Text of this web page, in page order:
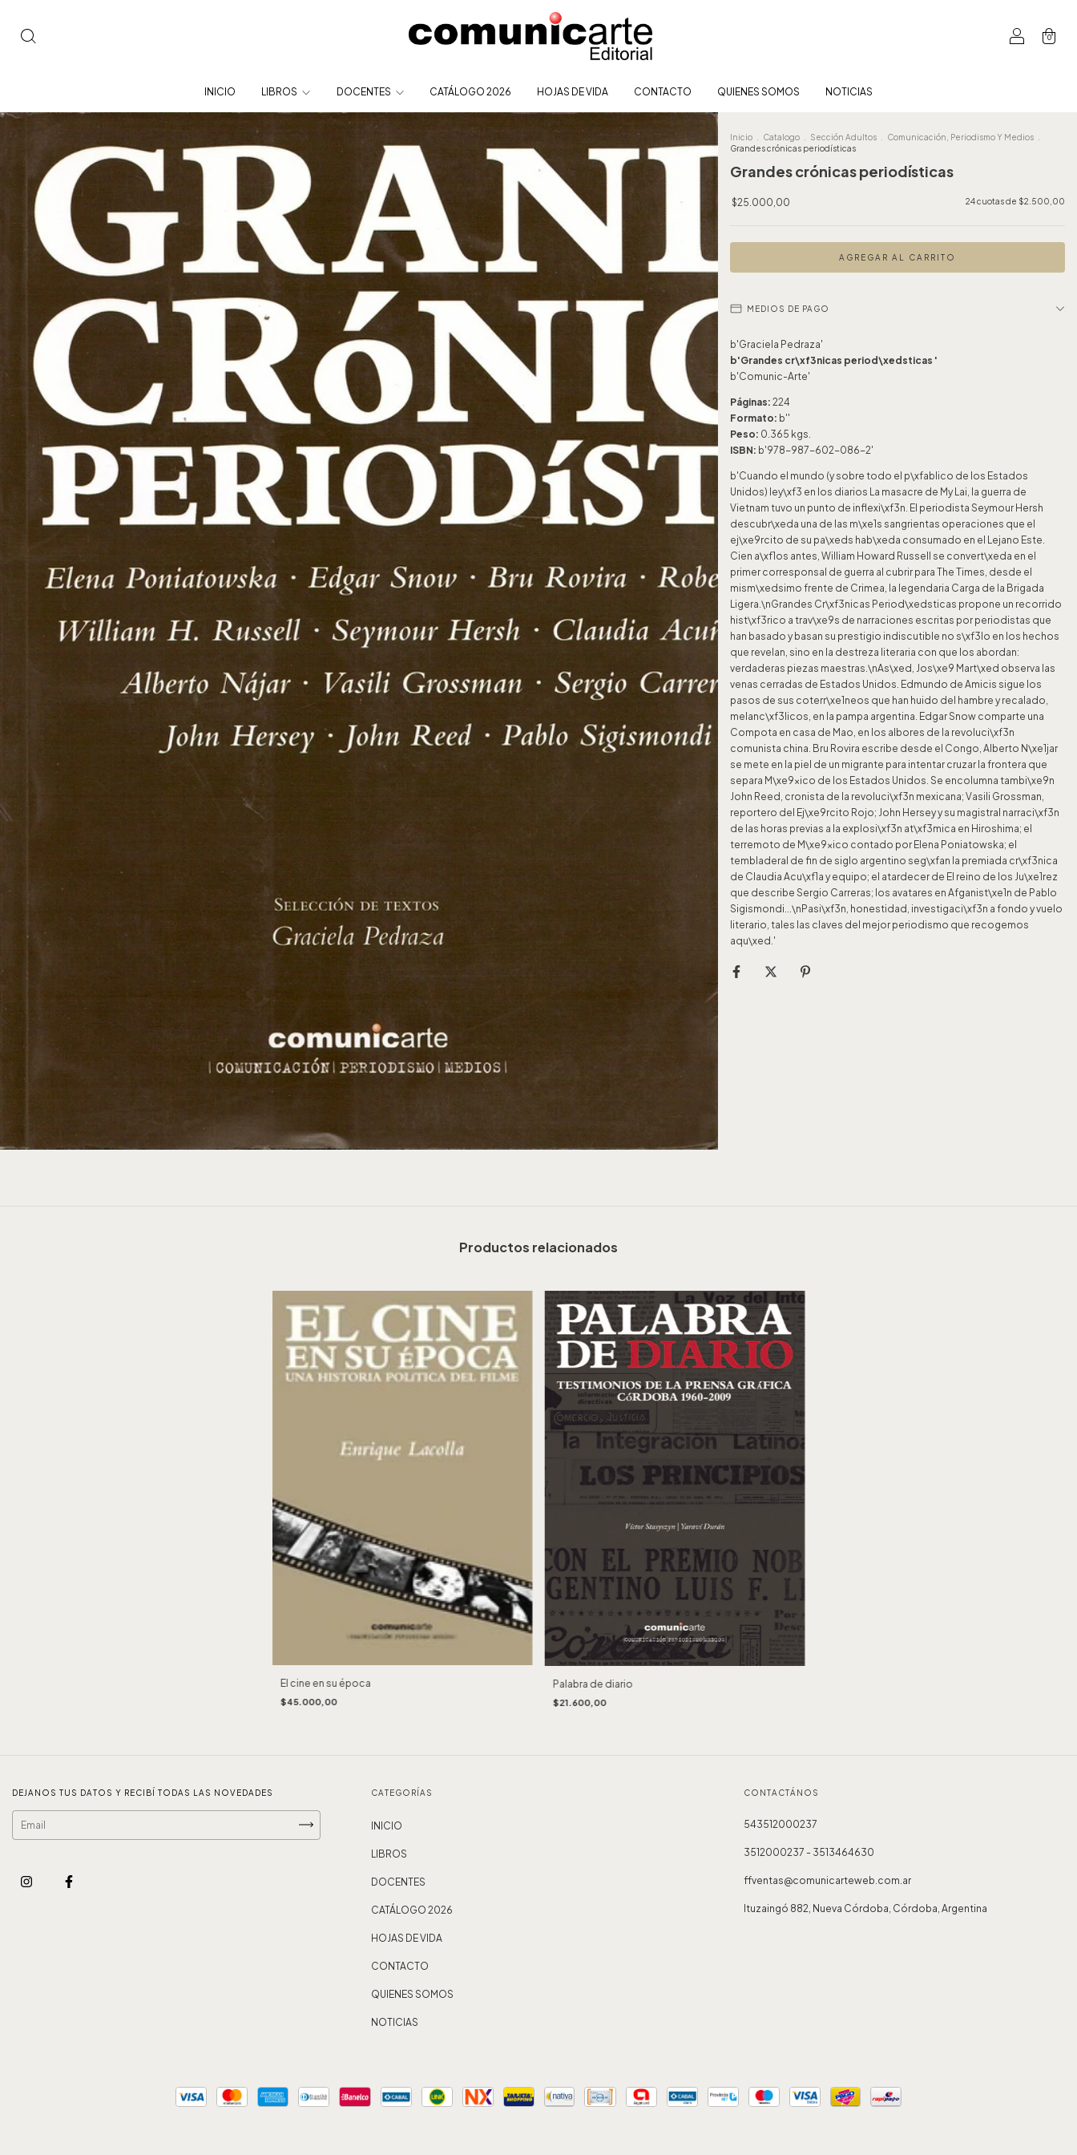
0
INICIO LIBROS DOCENTES CATÁLOGO 2026 HOJAS DE VIDA CONTACTO QUIENES SOMOS NOTICIAS
Inicio Catalogo Sección Adultos Comunicación, Periodismo Y Medios
Grandes crónicas periodísticas
Grandes crónicas periodísticas
$25.000,00 24cuotas de $2.500,00
MEDIOS DE PAGO
b'Graciela Pedraza'
b'Grandes cr\xf3nicas period\xedsticas '
b'Comunic-Arte'
Páginas: 224
Formato: b''
Peso: 0.365 kgs.
ISBN: b'978-987-602-086-2'
b'Cuando el mundo (y sobre todo el p\xfablico de los Estados
Unidos) ley\xf3 en los diarios La masacre de My Lai, la guerra de
Vietnam tuvo un punto de inflexi\xf3n. El periodista Seymour Hersh
descubr\xeda una de las m\xe1s sangrientas operaciones que el
ej\xe9rcito de su pa\xeds hab\xeda consumado en el Lejano Este.
Cien a\xf1os antes, William Howard Russell se convert\xeda en el
primer corresponsal de guerra al cubrir para The Times, desde el
mism\xedsimo frente de Crimea, la legendaria Carga de la Brigada
Ligera.\nGrandes Cr\xf3nicas Period\xedsticas propone un recorrido
hist\xf3rico a trav\xe9s de narraciones escritas por periodistas que
han basado y basan su prestigio indiscutible no s\xf3lo en los hechos
que revelan, sino en la destreza literaria con que los abordan:
verdaderas piezas maestras.\nAs\xed, Jos\xe9 Mart\xed observa las
venas cerradas de Estados Unidos. Edmundo de Amicis sigue los
pasos de sus coterr\xe1neos que han huido del hambre y recalado,
melanc\xf3licos, en la pampa argentina. Edgar Snow comparte una
Compota en casa de Mao, en los albores de la revoluci\xf3n
comunista china. Bru Rovira escribe desde el Congo, Alberto N\xe1jar
se mete en la piel de un migrante para intentar cruzar la frontera que
separa M\xe9xico de los Estados Unidos. Se encolumna tambi\xe9n
John Reed, cronista de la revoluci\xf3n mexicana; Vasili Grossman,
reportero del Ej\xe9rcito Rojo; John Hersey y su magistral narraci\xf3n
de las horas previas a la explosi\xf3n at\xf3mica en Hiroshima; el
terremoto de M\xe9xico contado por Elena Poniatowska; el
tembladeral de fin de siglo argentino seg\xfan la premiada cr\xf3nica
de Claudia Acu\xf1a y equipo; el atardecer de El reino de los Ju\xe1rez
que describe Sergio Carreras; los avatares en Afganist\xe1n de Pablo
Sigismondi...\nPasi\xf3n, honestidad, investigaci\xf3n a fondo y vuelo
literario, tales las claves del mejor periodismo que recogemos
aqu\xed.'
Productos relacionados
El cine en su época
$45.000,00
Palabra de diario
$21.600,00
DEJANOS TUS DATOS Y RECIBÍ TODAS LAS NOVEDADES CATEGORÍAS
INICIO
LIBROS
DOCENTES
CATÁLOGO 2026
HOJAS DE VIDA
CONTACTO
QUIENES SOMOS
NOTICIAS
CONTACTÁNOS
543512000237
3512000237 - 3513464630
ffventas@comunicarteweb.com.ar
Ituzaingó 882, Nueva Córdoba, Córdoba, Argentina